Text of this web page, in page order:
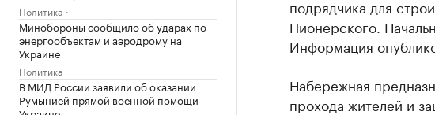
Политика
Минобороны сообщило об ударах по
энергообъектам и аэродрому на
Украине
Политика
В МИД России заявили об оказании
Румынией прямой военной помощи
подрядчика для
Пионерского.
Информация
Набережная
прохода жителей и